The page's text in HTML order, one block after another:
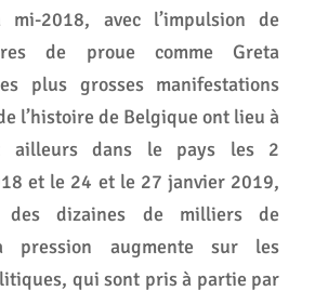
2018, avec l’impulsion de
de proue comme Greta
plus grosses manifestations
l’histoire de Belgique ont lieu à
ailleurs dans le pays les 2
et le 24 et le 27 janvier 2019,
des dizaines de milliers de
pression augmente sur les
qui sont pris à partie par